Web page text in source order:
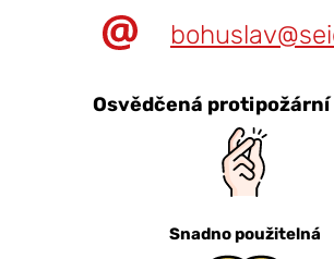
Osvědčená
Snadno použitelná